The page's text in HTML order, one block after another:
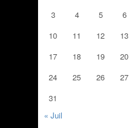
3
4 5 6
10
11 12 13
17
18 19 20
24
25 26 27
31
« Juil